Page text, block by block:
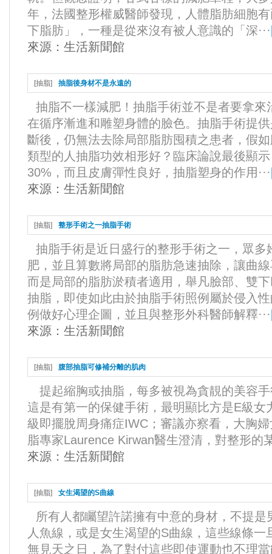
年，法國整形權威醫師發現，人體脂肪細胞
下脂肪」，一種是從來沒有被人意識的「深···
來源： 生活新聞館
[抽脂] 抽脂後身材不是永遠的
抽脂不一樣減肥！抽脂手術並不是者要拿
在循序漸進和雕塑身體的臉色。抽脂手術提
斷後，仍無法去除局部脂肪囤積之患者，假
類型的人抽脂功效相形好？臨床論說最後顯
30%，而且皮膚彈性良好，抽脂塑身的作用···
來源： 生活新聞館
[抽脂] 整形手術之一抽脂手術
抽脂手術是近日盛行的整形手術之一，眾
肥，並且算數將局部的脂肪急速抽除，讓曲
而是局部的脂肪淤積者適用，舉凡臉部、雙
抽脂，即使如此由於抽脂手術照例屬於侵入
例做好心理企圖，並且與整形外科醫師解釋···
來源： 生活新聞館
[抽脂] 腹部抽脂可修補分離的肌肉
提起縮胸或抽脂，每多被視為貪靚的美容
這是有第一的保健手術，最明顯比方是E級女
級即擺脫周身痛症IWC；審議亦察看，大胸
脂專家Laurence Kirwan醫生澄清，對整形的
來源： 生活新聞館
[抽脂] 女生渴望的S曲線
所有人都矚望許諾擁有中意的身材，不提
人魚線，或是女生渴望的S曲線，這些線條
無見天之日，為了對付這些即使運動也不理